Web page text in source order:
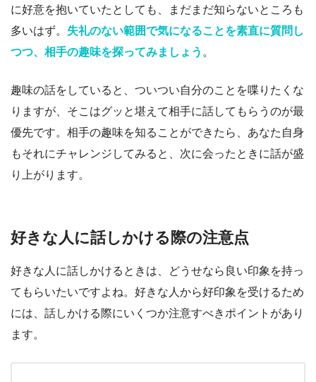
に好意を抱いていたとしても、まだまだ知らないところも
多いはず。 失礼のない範囲で気になることを素直に質問し
つつ、相手の趣味を探ってみましょう 。
趣味の話をしていると、ついつい自分のことを喋りたくな
りますが、そこはグッと堪えて相手に話してもらうのが最
優先です。相手の趣味を知ることができたら、あなた自身
もそれにチャレンジしてみると、次に会ったときに話が盛
り上がります。
好きな人に話しかける際の注意点
好きな人に話しかけるときは、どうせなら良い印象を持っ
てもらいたいですよね。好きな人から好印象を受けるため
には、話しかける際にいくつか注意すべきポイントがあり
ます。